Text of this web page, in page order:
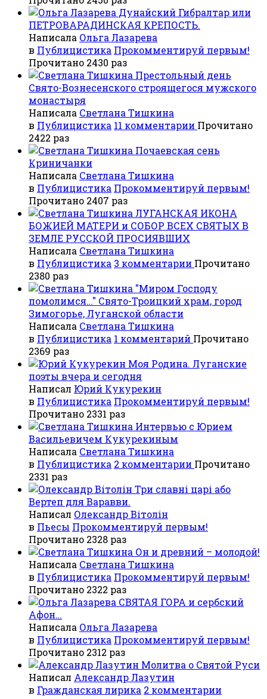
Дунайский Гибралтар или
ПЕТРОВАРАДИНСКАЯ КРЕПОСТЬ.
Написала Ольга Лазарева
в Публицистика Прокомментируй первым!
Прочитано 2430 раз
Престольный день
Свято-Вознесенского строящегося мужского
монастыря
Написала Светлана Тишкина
в Публицистика 11 комментарии Прочитано
2422 раз
Почаевская сень
Криничанки
Написала Светлана Тишкина
в Публицистика Прокомментируй первым!
Прочитано 2407 раз
ЛУГАНСКАЯ ИКОНА
БОЖИЕЙ МАТЕРИ и СОБОР ВСЕХ СВЯТЫХ В
ЗЕМЛЕ РУССКОЙ ПРОСИЯВШИХ
Написала Светлана Тишкина
в Публицистика 3 комментарии Прочитано
2380 раз
"Миром Господу
помолимся…" Свято-Троицкий храм, город
Зимогорье, Луганской области
Написала Светлана Тишкина
в Публицистика 1 комментарий Прочитано
2369 раз
Моя Родина. Луганские
поэты вчера и сегодня
Написал Юрий Кукурекин
в Публицистика Прокомментируй первым!
Прочитано 2331 раз
Интервью с Юрием
Васильевичем Кукурекиным
Написала Светлана Тишкина
в Публицистика 2 комментарии Прочитано
2331 раз
Три славні царі або
Вертеп для Варавви.
Написал Олександр Вітолін
в Пьесы Прокомментируй первым!
Прочитано 2328 раз
Он и древний – молодой!
Написала Светлана Тишкина
в Публицистика Прокомментируй первым!
Прочитано 2322 раз
СВЯТАЯ ГОРА и сербский
Афон…
Написала Ольга Лазарева
в Публицистика Прокомментируй первым!
Прочитано 2312 раз
Молитва о Святой Руси
Написал Александр Лазутин
в Гражданская лирика 2 комментарии